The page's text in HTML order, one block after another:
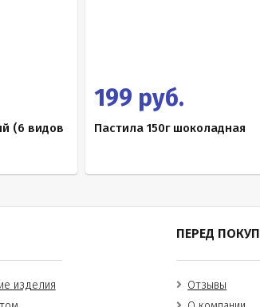
(6 видов
199 руб.
Пастила 150г шоколадная
изделия
ПЕРЕД
Отзывы